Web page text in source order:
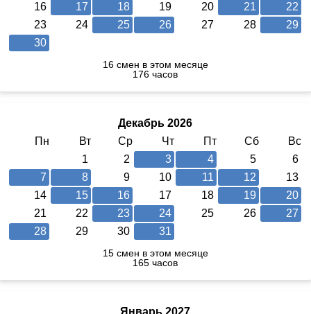
16
17 18 19 20 21
22
23
24 25 26 27 28
29
30
16 смен в этом месяце
176 часов
Декабрь 2026
Пн
Вт Ср Чт Пт Сб
Вс
1
2 3 4 5
6
7
8 9 10 11 12
13
14
15 16 17 18 19
20
21
22 23 24 25 26
27
28
29 30 31
15 смен в этом месяце
165 часов